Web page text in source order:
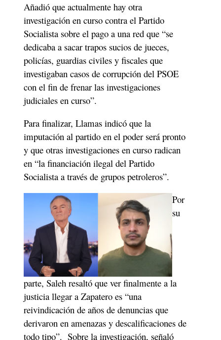
Añadió que actualmente hay otra
investigación en curso contra el Partido
Socialista sobre el pago a una red que “se
dedicaba a sacar trapos sucios de jueces,
policías, guardias civiles y fiscales que
investigaban casos de corrupción del PSOE
con el fin de frenar las investigaciones
judiciales en curso”.
Para finalizar, Llamas indicó que la
imputación al partido en el poder será pronto
y que otras investigaciones en curso radican
en “la financiación ilegal del Partido
Socialista a través de grupos petroleros”.
Por
su
parte, Saleh resaltó que ver finalmente a la
justicia llegar a Zapatero es “una
reivindicación de años de denuncias que
derivaron en amenazas y descalificaciones de
todo tipo”.  Sobre la investigación, señaló